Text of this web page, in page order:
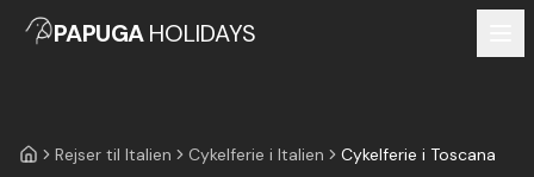
PAPUGAHOLIDAYS
ForsideRejser til Italien Cykelferie i Italien Cykelferie i Toscana